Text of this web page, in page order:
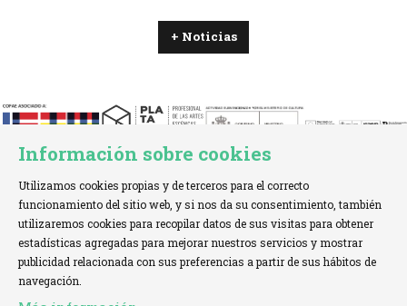
+ Noticias
TELÉFONO:+34 621 00 65 08 | info@cofae.net
Sitemap | Aviso Legal
Información sobre cookies
Utilizamos cookies propias y de terceros para el correcto
funcionamiento del sitio web, y si nos da su consentimiento, también
utilizaremos cookies para recopilar datos de sus visitas para obtener
estadísticas agregadas para mejorar nuestros servicios y mostrar
publicidad relacionada con sus preferencias a partir de sus hábitos de
navegación.